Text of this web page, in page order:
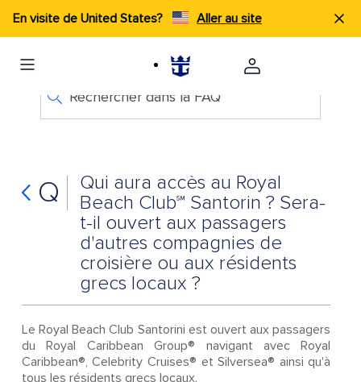
En visite de United States? Aller au site
Rechercher dans la FAQ
Q
Qui aura accès au Royal
Beach Club℠ Santorin ? Sera-
t-il ouvert aux passagers
d'autres compagnies de
croisière ou aux résidents
grecs locaux ?
Le Royal Beach Club Santorini est ouvert aux passagers
du Royal Caribbean Group® navigant avec Royal
Caribbean®, Celebrity Cruises® et Silversea® ainsi qu'à
tous les résidents grecs locaux.